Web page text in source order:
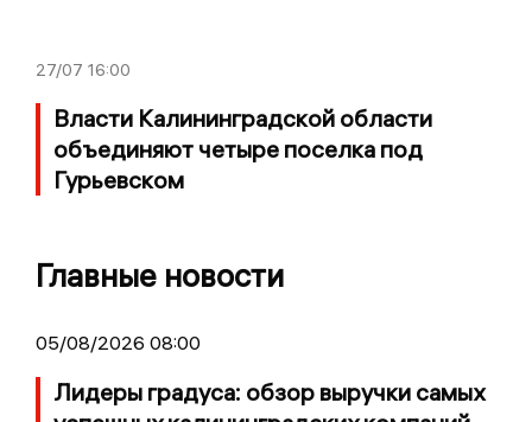
27/07 16:00
Власти Калининградской области
объединяют четыре поселка под
Гурьевском
Главные новости
05/08/2026 08:00
Лидеры градуса: обзор выручки самых